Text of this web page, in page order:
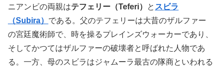
ニアンビの両親はテフェリー（Teferi） と スビラ
（Subira） である。父のテフェリーは大昔のザルファー
の宮廷魔術師で、時を操るプレインズウォーカーであり、
そしてかつてはザルファーの破壊者と呼ばれた人物であ
る。一方、母のスビラはジャムーラ最古の隊商といわれる